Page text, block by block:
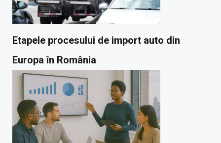
Etapele procesului de import auto din
Europa în România